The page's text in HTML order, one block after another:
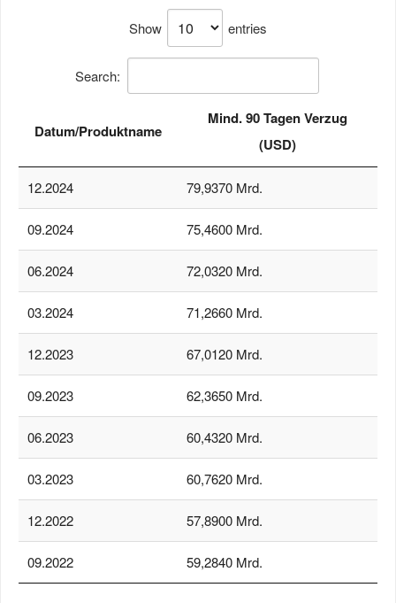
Show entries
Search:
Datum/Produktname
Mind. 90 Tagen Verzug
(USD)
12.2024 79,9370 Mrd.
09.2024 75,4600 Mrd.
06.2024 72,0320 Mrd.
03.2024 71,2660 Mrd.
12.2023 67,0120 Mrd.
09.2023 62,3650 Mrd.
06.2023 60,4320 Mrd.
03.2023 60,7620 Mrd.
12.2022 57,8900 Mrd.
09.2022 59,2840 Mrd.